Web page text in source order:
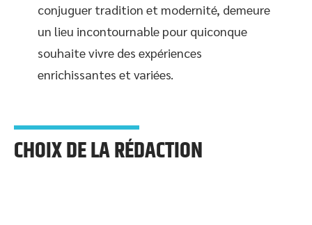
conjuguer tradition et modernité, demeure
un lieu incontournable pour quiconque
souhaite vivre des expériences
enrichissantes et variées.
CHOIX DE LA RÉDACTION